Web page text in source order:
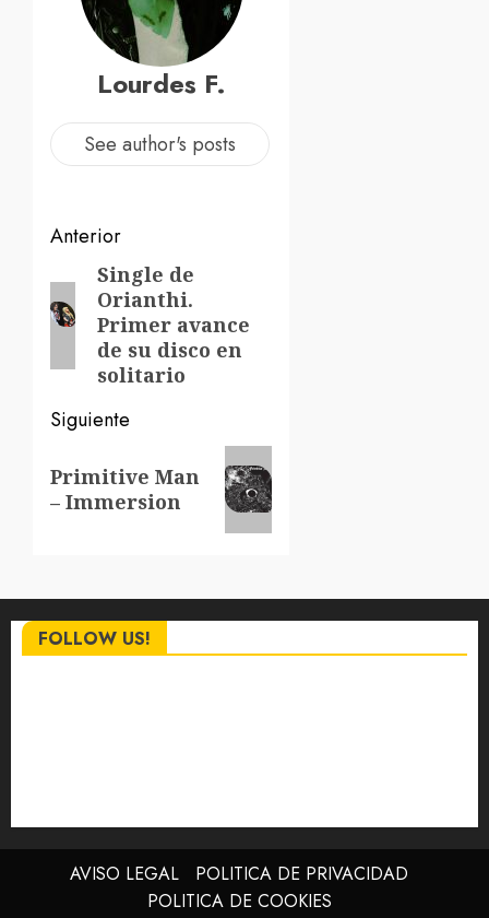
Lourdes F.
See author's posts
Navegación
de
entradas
Anterior
Entrada
anterior:
Single de
Orianthi.
Primer avance
de su disco en
solitario
Siguiente
entrada:
Primitive Man
– Immersion
FOLLOW US!
AVISO LEGAL
POLITICA DE PRIVACIDAD
POLITICA DE COOKIES